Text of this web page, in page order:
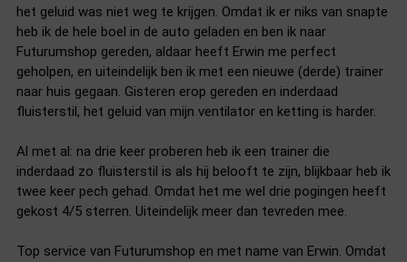
het geluid was niet weg te krijgen. Omdat ik er niks van snapte
heb ik de hele boel in de auto geladen en ben ik naar
Futurumshop gereden, aldaar heeft Erwin me perfect
geholpen, en uiteindelijk ben ik met een nieuwe (derde) trainer
naar huis gegaan. Gisteren erop gereden en inderdaad
fluisterstil, het geluid van mijn ventilator en ketting is harder.
Al met al: na drie keer proberen heb ik een trainer die
inderdaad zo fluisterstil is als hij belooft te zijn, blijkbaar heb ik
twee keer pech gehad. Omdat het me wel drie pogingen heeft
gekost 4/5 sterren. Uiteindelijk meer dan tevreden mee.
Top service van Futurumshop en met name van Erwin. Omdat